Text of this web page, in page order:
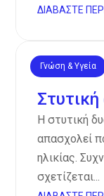
ΔΙΑΒΆΣΤΕ
Γνώση & Υγεία
Στυτική
Η στυτική
απασχολεί
ηλικίας.
σχετίζεται...
Νοέ 11, 2024